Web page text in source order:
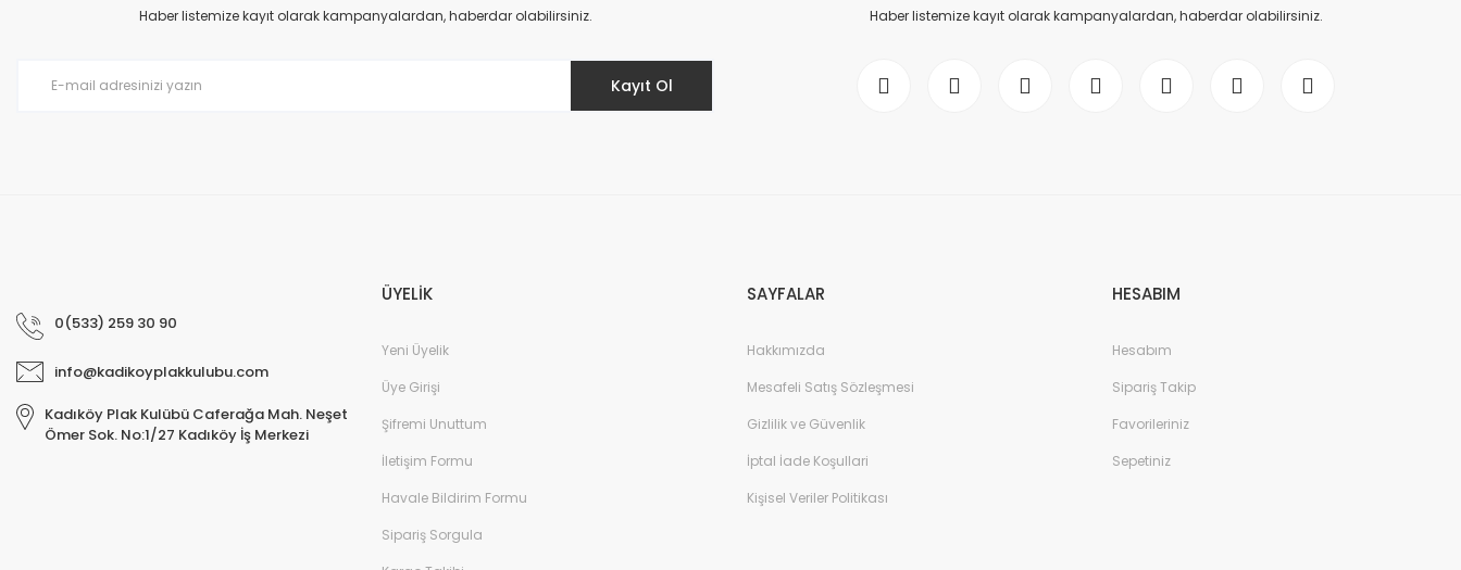
Ürün açıklamasında eksik bilgiler bulunuyor.
Haber listemize kayıt olarak kampanyalardan, haberdar olabilirsiniz.
Kayıt Ol
Haber listemize kayıt olarak kampanyalardan, haberdar olabilirsiniz.
0(533) 259 30 90
info@kadikoyplakkulubu.com
Kadıköy Plak Kulübü Caferağa Mah. Neşet
Ömer Sok. No:1/27 Kadıköy İş Merkezi
ÜYELİK
Yeni Üyelik
Üye Girişi
Şifremi Unuttum
İletişim Formu
Havale Bildirim Formu
Sipariş Sorgula
SAYFALAR
Hakkımızda
Mesafeli Satış Sözleşmesi
Gizlilik ve Güvenlik
İptal İade Koşullari
Kişisel Veriler Politikası
HESABIM
Hesabım
Sipariş Takip
Favorileriniz
Sepetiniz